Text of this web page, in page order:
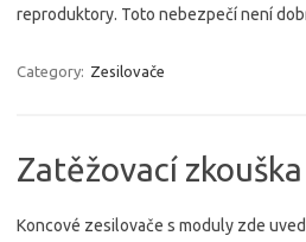
reproduktory. Toto nebezpečí není
Category: Zesilovače
Zatěžovací
Koncové zesilovače s moduly zde